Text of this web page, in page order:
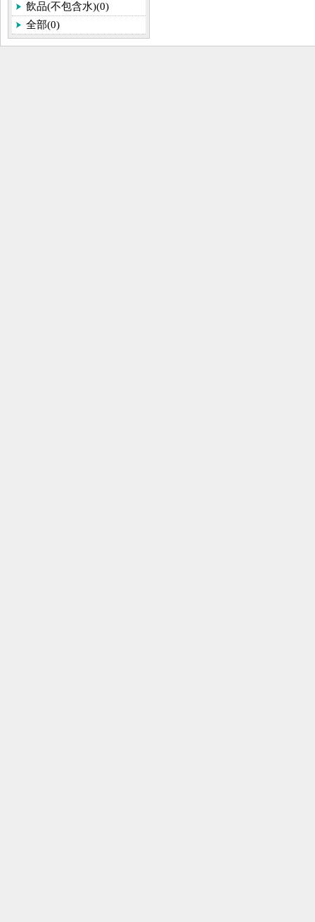
飲品(不包含水)(0)
全部(0)